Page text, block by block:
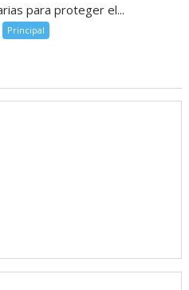
para proteger el...
Principal